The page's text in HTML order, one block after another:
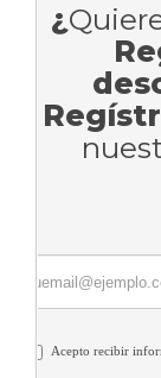
¿
Acepto recibir